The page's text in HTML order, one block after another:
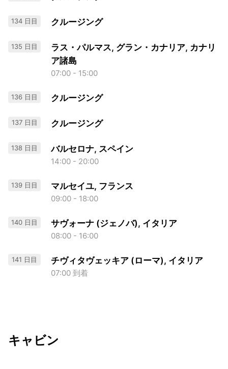
134 日目 クルージング
135 日目
ラス・パルマス, グラン・カナリア, カナリ
ア諸島
07:00 - 15:00
136 日目 クルージング
137 日目 クルージング
138 日目 バルセロナ, スペイン
14:00 - 20:00
139 日目 マルセイユ, フランス
09:00 - 18:00
140 日目 サヴォーナ (ジェノバ), イタリア
08:00 - 16:00
141 日目 チヴィタヴェッキア (ローマ), イタリア
07:00 到着
キャビン